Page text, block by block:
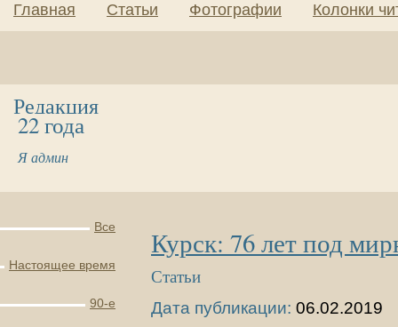
Главная Статьи Фотографии Колонки
Редакция
22 года
Я админ
Все
Настоящее время
90-е
Курск: 76 лет под
Статьи
Дата публикации: 06.02.2019